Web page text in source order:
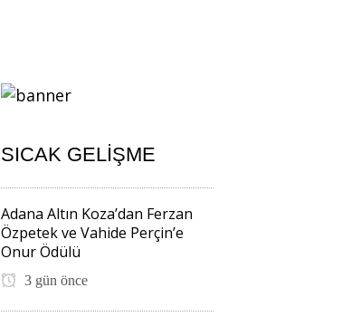
SICAK GELIŞME
Adana Altın Koza’dan Ferzan
Özpetek ve Vahide Perçin’e
Onur Ödülü
3 gün önce